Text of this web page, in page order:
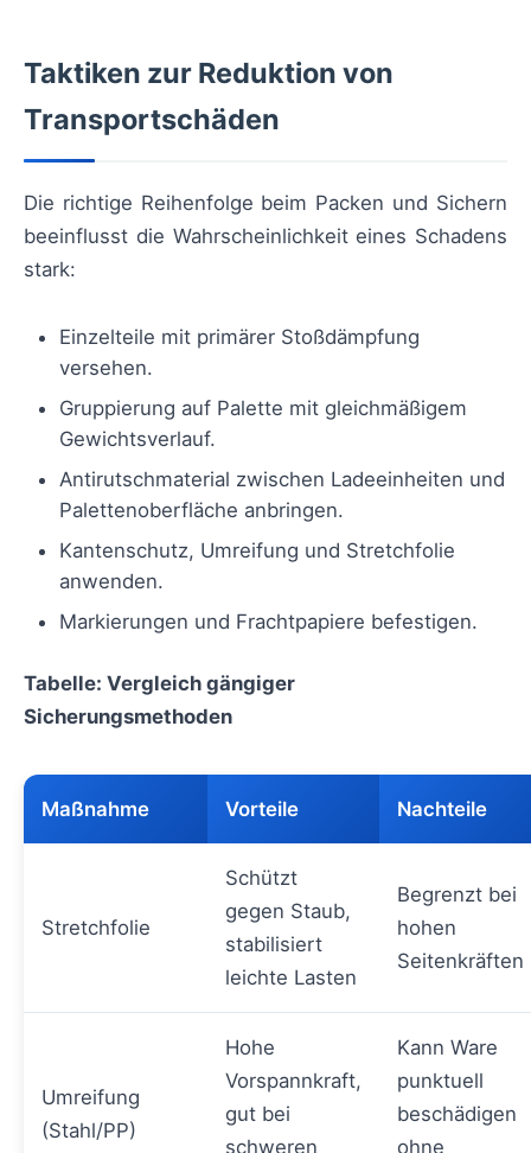
Taktiken zur Reduktion von
Transportschäden
Die richtige Reihenfolge beim Packen und Sichern
beeinflusst die Wahrscheinlichkeit eines Schadens
stark:
Einzelteile mit primärer Stoßdämpfung
versehen.
Gruppierung auf Palette mit gleichmäßigem
Gewichtsverlauf.
Antirutschmaterial zwischen Ladeeinheiten und
Palettenoberfläche anbringen.
Kantenschutz, Umreifung und Stretchfolie
anwenden.
Markierungen und Frachtpapiere befestigen.
Tabelle: Vergleich gängiger
Sicherungsmethoden
Maßnahme Vorteile Nachteile
Stretchfolie
Schützt
gegen Staub,
stabilisiert
leichte Lasten
Begrenzt bei
hohen
Seitenkräften
Umreifung
(Stahl/PP)
Hohe
Vorspannkraft,
gut bei
schweren
Kann Ware
punktuell
beschädigen
ohne